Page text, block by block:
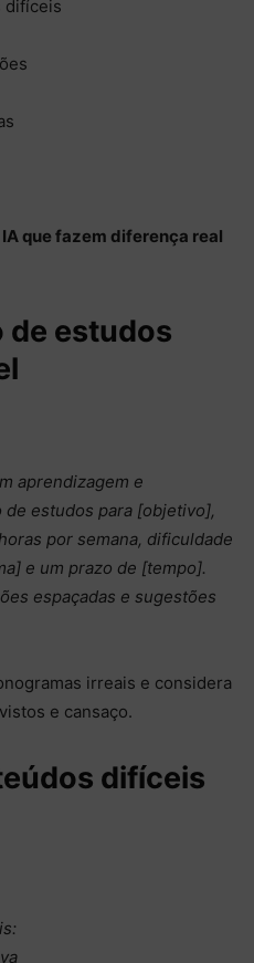
difíceis
que fazem diferença real
de estudos
aprendizagem e
estudos para [objetivo],
por semana, dificuldade
e um prazo de [tempo].
espaçadas e sugestões
irreais e considera
e cansaço.
difíceis